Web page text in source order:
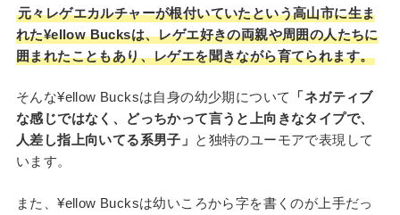
元々レゲエカルチャーが根付いていたという高山市に生ま
れた¥ellow Bucksは、レゲエ好きの両親や周囲の人たちに
囲まれたこともあり、レゲエを聞きながら育てられます。
そんな¥ellow Bucksは自身の幼少期について
「ネガティブ
な感じではなく、どっちかって言うと上向きなタイプで、
人差し指上向いてる系男子」 と独特のユーモアで表現して
います。
また、¥ellow Bucksは幼いころから字を書くのが上手だっ